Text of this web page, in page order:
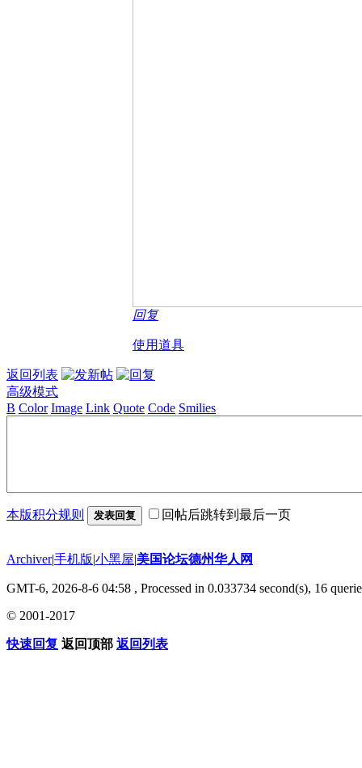
回复
使用道具
返回列表
高级模式
B Color Image Link Quote Code Smilies
本版积分规则 发表回复 回帖后跳转到最后一页
Archiver|手机版|小黑屋|美国论坛德州华人网
GMT-6, 2026-8-6 04:58 , Processed in 0.033734 second(s), 16
© 2001-2017
快速回复 返回顶部 返回列表